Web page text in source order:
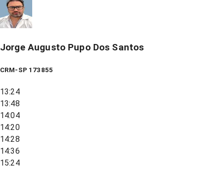
Jorge Augusto Pupo Dos Santos
CRM-SP 173855
13:24
13:48
14:04
14:20
14:28
14:36
15:24